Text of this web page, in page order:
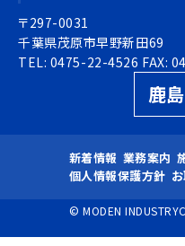
〒297-0031
千葉県茂原市早野新田69
TEL: 0475-22-4526 FAX:
鹿
新着情報 業務案内
個人情報保護方針
© MODEN